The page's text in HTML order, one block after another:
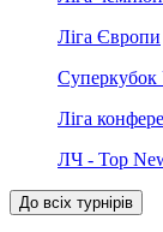
Ліга Європи
Ліга
ЛЧ - Top
До всіх турнірів